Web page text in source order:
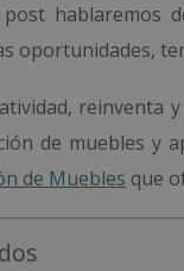
post hablaremos
oportunidades,
reinventa
de muebles y
de Muebles que